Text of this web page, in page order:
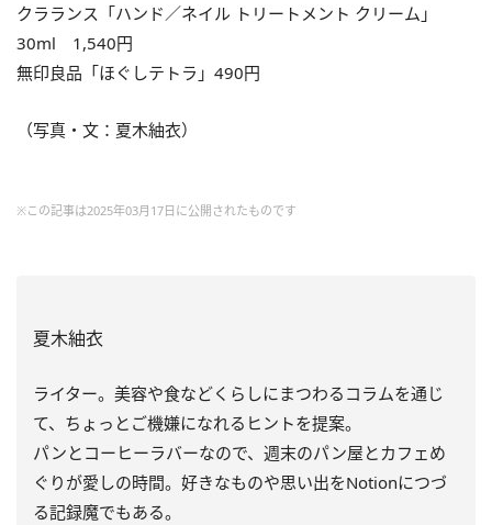
クラランス「ハンド／ネイル トリートメント クリーム」
30ml 1,540円
無印良品「ほぐしテトラ」490円
（写真・文：夏木紬衣）
※この記事は2025年03月17日に公開されたものです
夏木紬衣
ライター。美容や食などくらしにまつわるコラムを通じ
て、ちょっとご機嫌になれるヒントを提案。
パンとコーヒーラバーなので、週末のパン屋とカフェめ
ぐりが愛しの時間。好きなものや思い出をNotionにつづ
る記録魔でもある。